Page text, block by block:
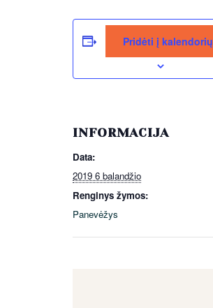
Pridėti į kalendorių
INFORMACIJA
Data:
2019 6 balandžio
Renginys žymos:
Panevėžys